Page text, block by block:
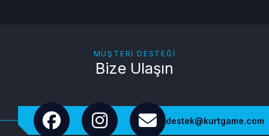
MÜŞTERI DESTEĞI
Bize Ulaşın
destek@kurtgame.com